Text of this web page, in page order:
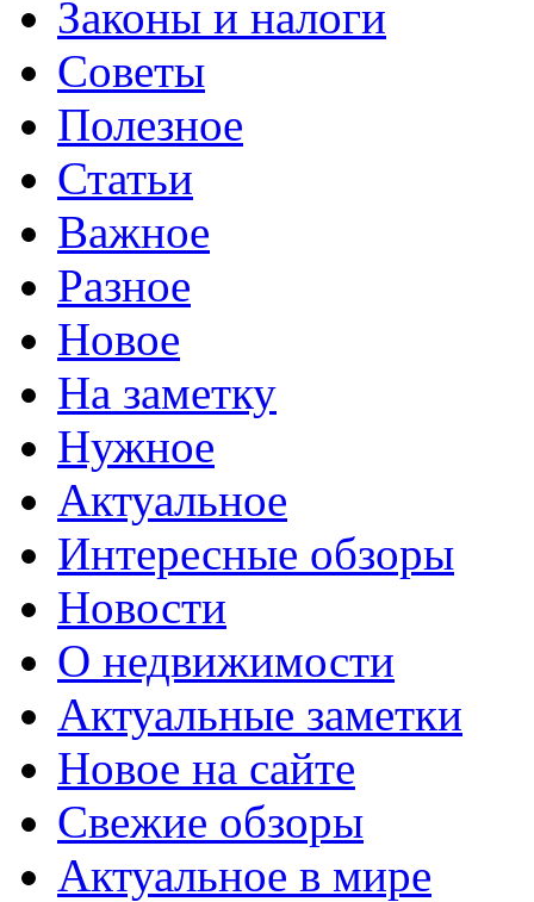
Законы и налоги
Советы
Полезное
Статьи
Важное
Разное
Новое
На заметку
Нужное
Актуальное
Интересные обзоры
Новости
О недвижимости
Актуальные заметки
Новое на сайте
Свежие обзоры
Актуальное в мире